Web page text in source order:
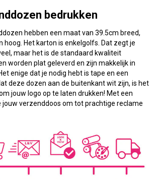
bedrukken
hebben een maat van 39.5cm breed,
hoog. Het karton is enkelgolfs. Dat zegt je
maar het is de standaard kwaliteit
worden plat geleverd en zijn makkelijk in
enige dat je nodig hebt is tape en een
deze dozen aan de buitenkant wit zijn, is het
jouw logo op te laten drukken! Met een
jouw verzenddoos om tot prachtige reclame